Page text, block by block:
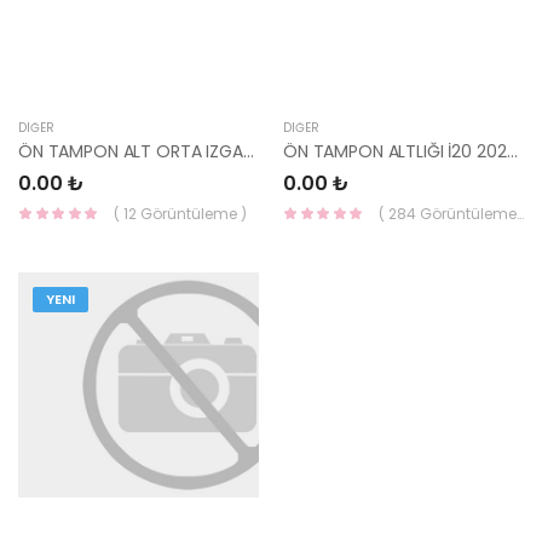
DIĞER
ÖN TAMPON ALT ORTA IZGARASI PİANO BLACK İ20 2023- 86512-Q0GB0 HMC
0.00 ₺
( 12 Görüntüleme )
DIĞER
ÖN TAMPON ALTLIĞI İ20 2023- 86512-Q0GA0CA HMC
0.00 ₺
( 284 Görüntüleme )
YENI